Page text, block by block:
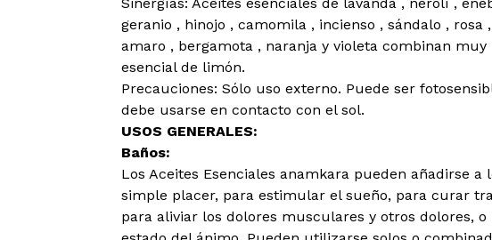
geranio , hinojo , camomila , incienso , sándalo , rosa
amaro , bergamota , naranja y violeta combinan muy
esencial de limón.
Precauciones: Sólo uso externo. Puede ser
debe usarse en contacto con el sol.
USOS GENERALES:
Baños:
Los Aceites Esenciales anamkara pueden añadirse a
simple placer, para estimular el sueño, para curar
para aliviar los dolores musculares y otros dolores,